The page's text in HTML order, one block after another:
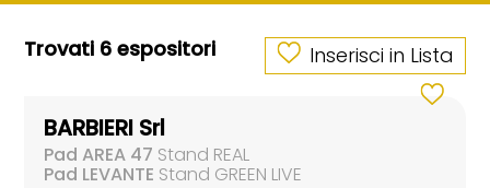
Trovati 6 espositori Inserisci in Lista
BARBIERI Srl
Pad AREA 47 Stand REAL
Pad LEVANTE Stand GREEN LIVE